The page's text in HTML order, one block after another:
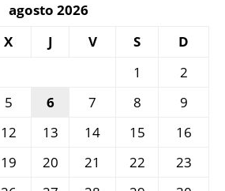
agosto 2026
X J V S
D
1
2
5 6 7 8
9
12 13 14 15
16
19 20 21 22
23